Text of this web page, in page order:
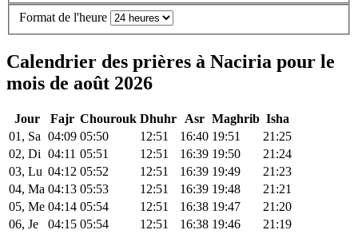
Format de l'heure
Calendrier des prières à Naciria pour le
mois de août 2026
Jour Fajr Chourouk Dhuhr Asr Maghrib Isha
01, Sa 04:09 05:50 12:51 16:40 19:51
21:25
02, Di 04:11 05:51 12:51 16:39 19:50
21:24
03, Lu 04:12 05:52 12:51 16:39 19:49
21:23
04, Ma 04:13 05:53 12:51 16:39 19:48
21:21
05, Me 04:14 05:54 12:51 16:38 19:47
21:20
06, Je
04:15 05:54 12:51 16:38 19:46
21:19